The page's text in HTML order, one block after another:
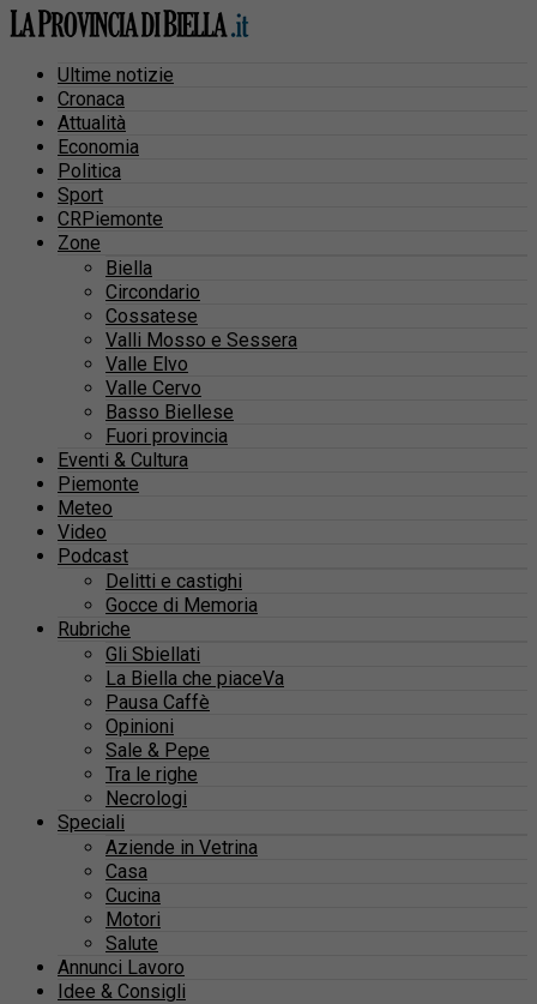
Ultime notizie
Cronaca
Attualità
Economia
Politica
Sport
CRPiemonte
Zone
Biella
Circondario
Cossatese
Valli Mosso e Sessera
Valle Elvo
Valle Cervo
Basso Biellese
Fuori provincia
Eventi & Cultura
Piemonte
Meteo
Video
Podcast
Delitti e castighi
Gocce di Memoria
Rubriche
Gli Sbiellati
La Biella che piaceVa
Pausa Caffè
Opinioni
Sale & Pepe
Tra le righe
Necrologi
Speciali
Aziende in Vetrina
Casa
Cucina
Motori
Salute
Annunci Lavoro
Idee & Consigli